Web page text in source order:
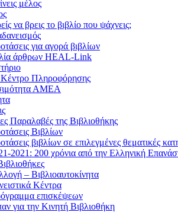
μέλος
να βρεις το βιβλίο που ψάχνεις;
για αγορά βιβλίων
άρθρων HEAL-Link
Πληροφόρησης
ΑΜΕΑ
Παραλαβές της Βιβλιοθήκης
Βιβλίων
βιβλίων σε επιλεγμένες θεματικές
2021: 200 χρόνια από την Ελληνική
– Βιβλιοαυτοκίνητα
Κέντρα
επισκέψεων
για την Κινητή Βιβλιοθήκη